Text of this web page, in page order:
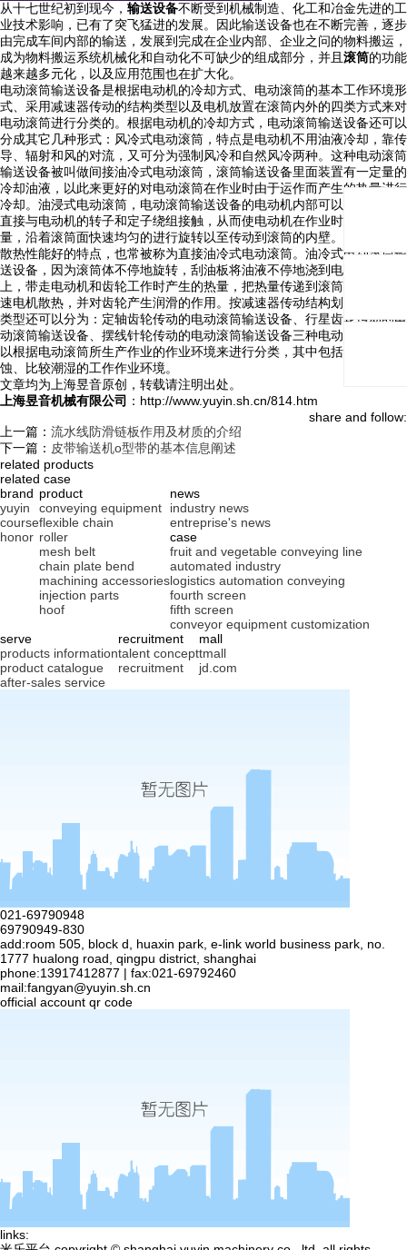
从十七世纪初到现今， 输送设备不断受到机械制造、化工和冶金先进的工
业技术影响，已有了突飞猛进的发展。因此输送设备也在不断完善，逐步
由完成车间内部的输送，发展到完成在企业内部、企业之问的物料搬运，
成为物料搬运系统机械化和自动化不可缺少的组成部分，并且 滚筒的功能
越来越多元化，以及应用范围也在扩大化。
电动滚筒输送设备是根据电动机的冷却方式、电动滚筒的基本工作环境形
式、采用减速器传动的结构类型以及电机放置在滚筒内外的四类方式来对
电动滚筒进行分类的。根据电动机的冷却方式，电动滚筒输送设备还可以
分成其它几种形式：风冷式电动滚筒，特点是电动机不用油液冷却，靠传
导、辐射和风的对流，又可分为强制风冷和自然风冷两种。这种电动滚筒
输送设备被叫做间接油冷式电动滚筒，滚筒输送设备里面装置有一定量的
冷却油液，以此来更好的对电动滚筒在作业时由于运作而产生的热量进行
冷却。油浸式电动滚筒，电动滚筒输送设备的电动机内部可以将油液引入
直接与电动机的转子和定子绕组接触，从而使电动机在作业时而产生的热
量，沿着滚筒面快速均匀的进行旋转以至传动到滚筒的内壁。同时也具有
散热性能好的特点，也常被称为直接油冷式电动滚筒。油冷式电动滚筒输
送设备，因为滚筒体不停地旋转，刮油板将油液不停地浇到电动机和齿轮
上，带走电动机和齿轮工作时产生的热量，把热量传递到滚筒体壁上，加
速电机散热，并对齿轮产生润滑的作用。按减速器传动结构划分电动滚筒
类型还可以分为：定轴齿轮传动的电动滚筒输送设备、行星齿轮传动的电
动滚筒输送设备、摆线针轮传动的电动滚筒输送设备三种电动滚筒。还可
以根据电动滚筒所生产作业的作业环境来进行分类，其中包括易燃、易腐
蚀、比较潮湿的工作作业环境。
文章均为上海昱音原创，转载请注明出处。
上海昱音机械有限公司 ：http://www.yuyin.sh.cn/814.htm
share and follow:
上一篇： 流水线防滑链板作用及材质的介绍
下一篇： 皮带输送机o型带的基本信息阐述
related products
related case
brand
yuyin
course
honor
product
conveying equipment
flexible chain
roller
mesh belt
chain plate bend
machining accessories
injection parts
hoof
news
industry news
entreprise's news
case
fruit and vegetable conveying line
automated industry
logistics automation conveying
fourth screen
fifth screen
conveyor equipment customization
serve
products information
product catalogue
after-sales service
recruitment
talent concept
recruitment
mall
tmall
jd.com
021-69790948
69790949-830
add:room 505, block d, huaxin park, e-link world business park, no.
1777 hualong road, qingpu district, shanghai
phone:13917412877 | fax:021-69792460
mail:fangyan@yuyin.sh.cn
official account qr code
links: